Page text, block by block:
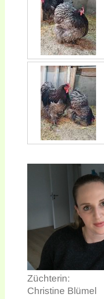
Züchterin:
Christine Blümel